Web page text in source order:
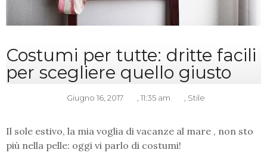
Costumi per tutte: dritte facili
per scegliere quello giusto
Giugno 16, 2017 11:35 am Stile
Il sole estivo, la mia voglia di vacanze al mare , non sto
più nella pelle: oggi vi parlo di costumi!